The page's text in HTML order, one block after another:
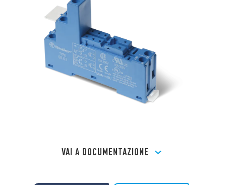
VAI A DOCUMENTAZIONE